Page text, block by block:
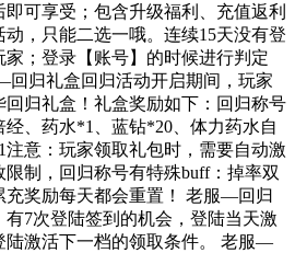
可享受；包含升级福利、充值返利
，只能二选一哦。连续15天没有登
；登录【账号】的时候进行判定
回归礼盒回归活动开启期间，玩家
回归礼盒！礼盒奖励如下：回归称号
、药水*1、蓝钻*20、体力药水自
意：玩家领取礼包时，需要自动激
制，回归称号有特殊buff：掉率双
充奖励每天都会重置！ 老服—回归
7次登陆签到的机会，登陆当天激
陆激活下一档的领取条件。 老服—